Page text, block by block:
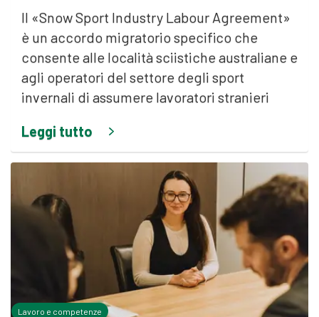
Il «Snow Sport Industry Labour Agreement»
è un accordo migratorio specifico che
consente alle località sciistiche australiane e
agli operatori del settore degli sport
invernali di assumere lavoratori stranieri
Leggi tutto
Lavoro e competenze